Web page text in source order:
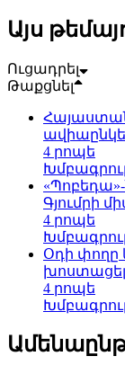
Այս
Ուցադրել
Թաքցնել
Հայաստան
4 րոպե
Գյումրի
4 րոպե
Օդի փողը
խոստացել
4 րոպե